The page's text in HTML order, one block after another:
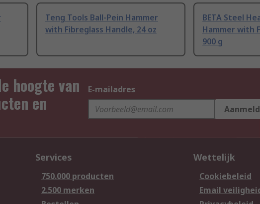
Teng Tools Ball-Pein Hammer
with Fibreglass Handle, 24 oz
BETA Steel
Hammer with
900 g
hoogte van
en
E-mailadres
Services
750.000 producten
2.500 merken
Wettelijk
Cookiebeleid
Email